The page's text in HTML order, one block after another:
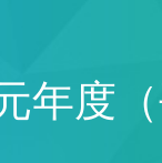
年度